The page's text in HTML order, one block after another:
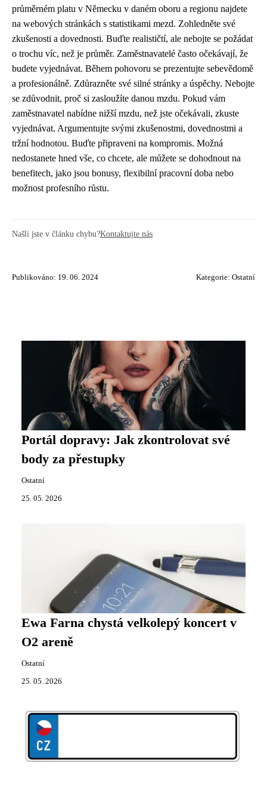
průměrném platu v Německu v daném oboru a regionu najdete
na webových stránkách s statistikami mezd. Zohledněte své
zkušenosti a dovednosti. Buďte realističtí, ale nebojte se požádat
o trochu víc, než je průměr. Zaměstnavatelé často očekávají, že
budete vyjednávat. Během pohovoru se prezentujte sebevědomě
a profesionálně. Zdůrazněte své silné stránky a úspěchy. Nebojte
se zdůvodnit, proč si zasloužíte danou mzdu. Pokud vám
zaměstnavatel nabídne nižší mzdu, než jste očekávali, zkuste
vyjednávat. Argumentujte svými zkušenostmi, dovednostmi a
tržní hodnotou. Buďte připraveni na kompromis. Možná
nedostanete hned vše, co chcete, ale můžete se dohodnout na
benefitech, jako jsou bonusy, flexibilní pracovní doba nebo
možnost profesního růstu.
Našli jste v článku chybu?Kontaktujte nás
Publikováno: 19. 06. 2024 Kategorie: Ostatní
Portál dopravy: Jak zkontrolovat své
body za přestupky
Ostatní
25. 05. 2026
Ewa Farna chystá velkolepý koncert v
O2 areně
Ostatní
25. 05. 2026